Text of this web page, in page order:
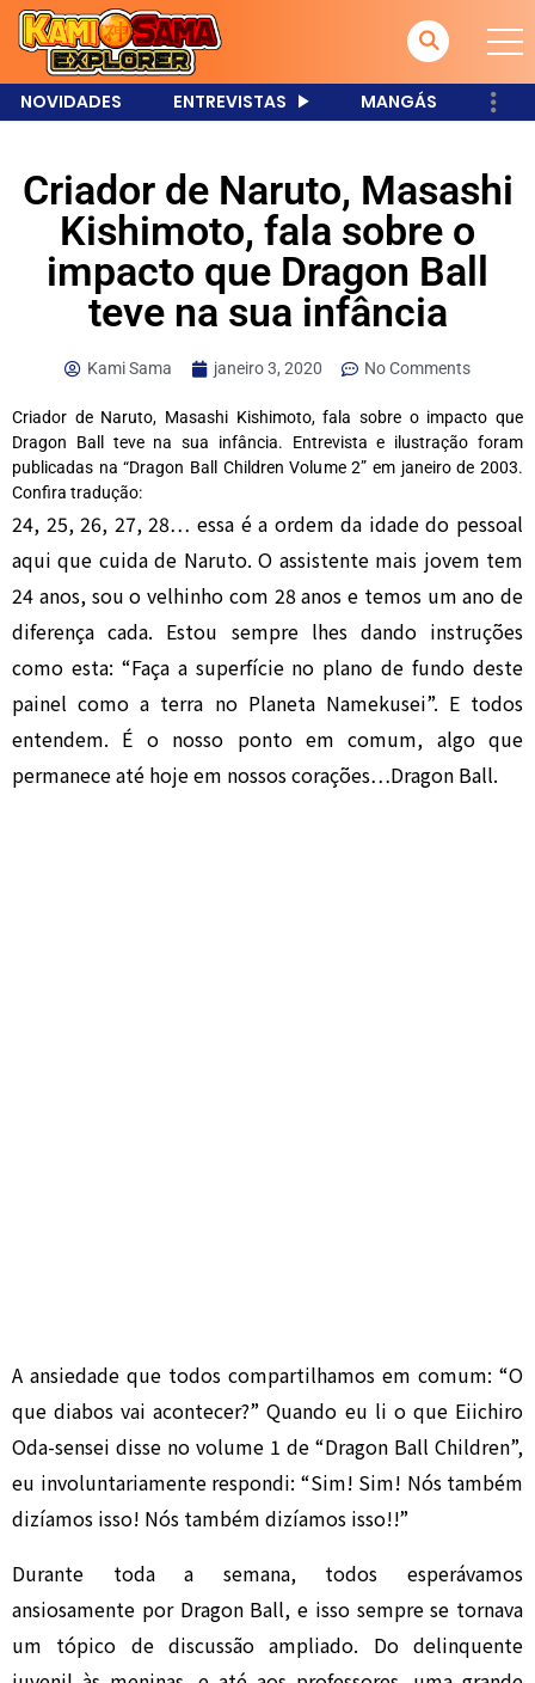
NOVIDADES ENTREVISTAS MANGÁS
Criador de Naruto, Masashi
Kishimoto, fala sobre o
impacto que Dragon Ball
teve na sua infância
Kami Sama janeiro 3, 2020 No Comments
Criador de Naruto, Masashi Kishimoto, fala sobre o impacto que
Dragon Ball teve na sua infância. Entrevista e ilustração foram
publicadas na “Dragon Ball Children Volume 2” em janeiro de 2003.
Confira tradução:
24, 25, 26, 27, 28… essa é a ordem da idade do pessoal
aqui que cuida de Naruto. O assistente mais jovem tem
24 anos, sou o velhinho com 28 anos e temos um ano de
diferença cada. Estou sempre lhes dando instruções
como esta: “Faça a superfície no plano de fundo deste
painel como a terra no Planeta Namekusei”. E todos
entendem. É o nosso ponto em comum, algo que
permanece até hoje em nossos corações…Dragon Ball.
A ansiedade que todos compartilhamos em comum: “O
que diabos vai acontecer?” Quando eu li o que Eiichiro
Oda-sensei disse no volume 1 de “Dragon Ball Children”,
eu involuntariamente respondi: “Sim! Sim! Nós também
dizíamos isso! Nós também dizíamos isso!!”
Durante toda a semana, todos esperávamos
ansiosamente por Dragon Ball, e isso sempre se tornava
um tópico de discussão ampliado. Do delinquente